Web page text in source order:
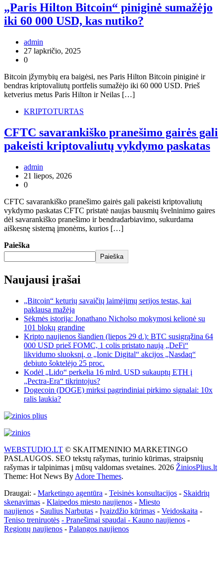
„Paris Hilton Bitcoin“ piniginė sumažėjo
iki 60 000 USD, kas nutiko?
admin
27 lapkričio, 2025
0
Bitcoin įžymybių era baigėsi, nes Paris Hilton Bitcoin piniginė ir
bendras kriptovaliutų portfelis sumažėjo iki 60 000 USD. Prieš
ketverius metus Paris Hilton ir Neilas […]
KRIPTOTURTAS
CFTC savarankiško pranešimo gairės gali
pakeisti kriptovaliutų vykdymo paskatas
admin
21 liepos, 2026
0
CFTC savarankiško pranešimo gairės gali pakeisti kriptovaliutų
vykdymo paskatas CFTC pristatė naujas bausmių švelninimo gaires
dėl savarankiško pranešimo ir bendradarbiavimo, sukurdama
aiškesnę sistemą įmonėms, kurios […]
Paieška
Paieška
Naujausi įrašai
„Bitcoin“ keturių savaičių laimėjimų serijos testas, kai
paklausa mažėja
Sėkmės istorija: Jonathano Nicholso mokymosi kelionė su
101 blokų grandine
Kripto naujienos šiandien (liepos 29 d.): BTC susigrąžina 64
000 USD prieš FOMC, 1 colis pristato naują „DeFi“
likvidumo sluoksnį, o „Ionic Digital“ akcijos „Nasdaq“
debiuto šoktelėjo 25 proc.
Kodėl „Lido“ perkelia 16 mlrd. USD sukauptų ETH į
„Pectra-Era“ tikrintojus?
Dogecoin (DOGE) mirksi pagrindiniai pirkimo signalai: 10x
ralis laukia?
WEBSTUDIO.LT © SKAITMENINIO MARKETINGO
PASLAUGOS. SEO tekstų rašymas, turinio kūrimas, straipsnių
rašymas ir talpinimas į mūsų valdomas svetaines. 2026 ŽiniosPlius.lt
Theme: Hot News By Adore Themes.
Draugai: - Marketingo agentūra - Teisinės konsultacijos - Skaidrių
skenavimas - Klaipedos miesto naujienos - Miesto
naujienos - Saulius Narbutas - Įvaizdžio kūrimas - Veidoskaita -
Teniso treniruotės - Pranešimai spaudai - Kauno naujienos -
Regionų naujienos - Palangos naujienos